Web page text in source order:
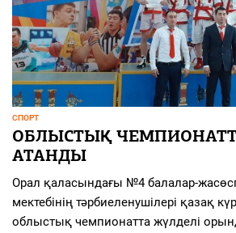
СПОРТ
ОБЛЫСТЫҚ
АТАНДЫ
Орал қаласындағы №4 балалар-
мектебінің тәрбиеленушілері қазақ
облыстық чемпионатта жүлделі